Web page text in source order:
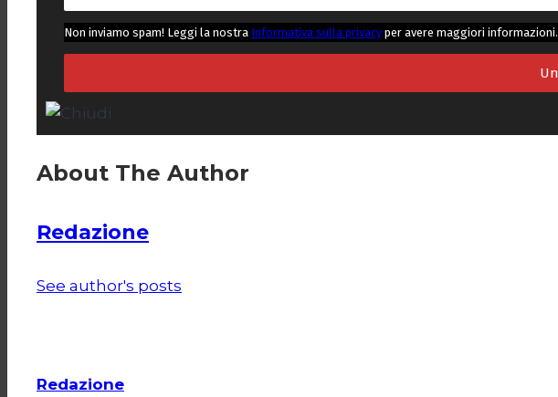
Non inviamo spam! Leggi la nostra Informativa sulla privacyper avere maggiori informazioni.
About The Author
Redazione
See author's posts
Redazione